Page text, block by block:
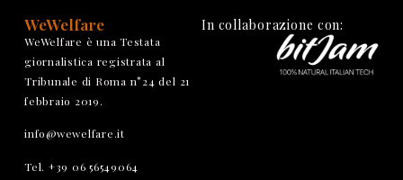
WeWelfare
WeWelfare è una Testata
giornalistica registrata al
Tribunale di Roma n°24 del 21
febbraio 2019.
info@wewelfare.it
Tel. +39 06 56549064
In collaborazione con: